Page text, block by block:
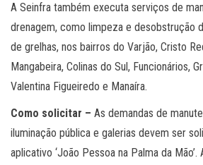
A Seinfra também executa serviços de
drenagem, como limpeza e desobstrução
de grelhas, nos bairros do Varjão, Cristo
Mangabeira, Colinas do Sul, Funcionários,
Valentina Figueiredo e Manaíra.
Como solicitar – As demandas de
iluminação pública e galerias devem ser
aplicativo ‘João Pessoa na Palma da